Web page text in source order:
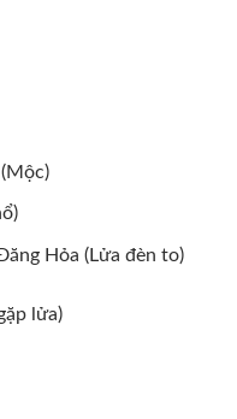
Hỏa (Lửa đèn to)
lửa)